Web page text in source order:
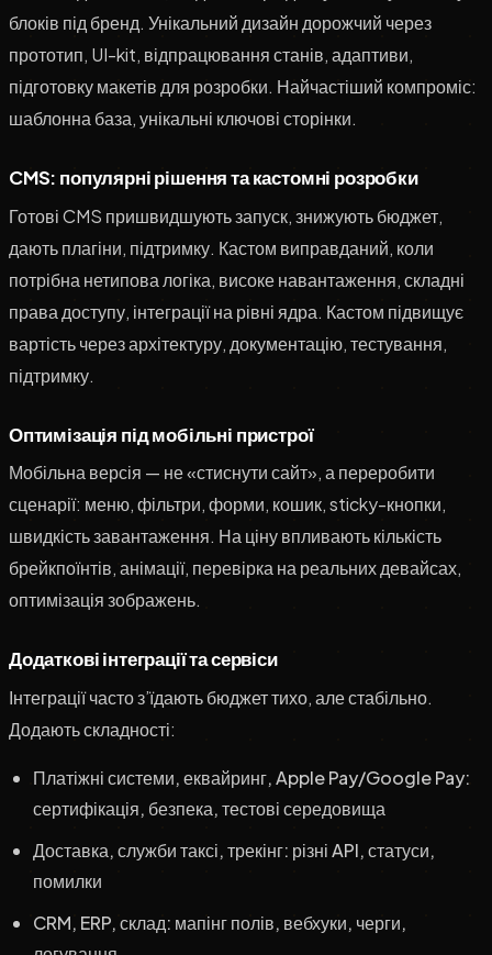
блоків під бренд. Унікальний дизайн дорожчий через
прототип, UI-kit, відпрацювання станів, адаптиви,
підготовку макетів для розробки. Найчастіший компроміс:
шаблонна база, унікальні ключові сторінки.
CMS: популярні рішення та кастомні розробки
Готові CMS пришвидшують запуск, знижують бюджет,
дають плагіни, підтримку. Кастом виправданий, коли
потрібна нетипова логіка, високе навантаження, складні
права доступу, інтеграції на рівні ядра. Кастом підвищує
вартість через архітектуру, документацію, тестування,
підтримку.
Оптимізація під мобільні пристрої
Мобільна версія — не «стиснути сайт», а переробити
сценарії: меню, фільтри, форми, кошик, sticky-кнопки,
швидкість завантаження. На ціну впливають кількість
брейкпоїнтів, анімації, перевірка на реальних девайсах,
оптимізація зображень.
Додаткові інтеграції та сервіси
Інтеграції часто з’їдають бюджет тихо, але стабільно.
Додають складності:
Платіжні системи, еквайринг, Apple Pay/Google Pay:
сертифікація, безпека, тестові середовища
Доставка, служби таксі, трекінг: різні API, статуси,
помилки
CRM, ERP, склад: мапінг полів, вебхуки, черги,